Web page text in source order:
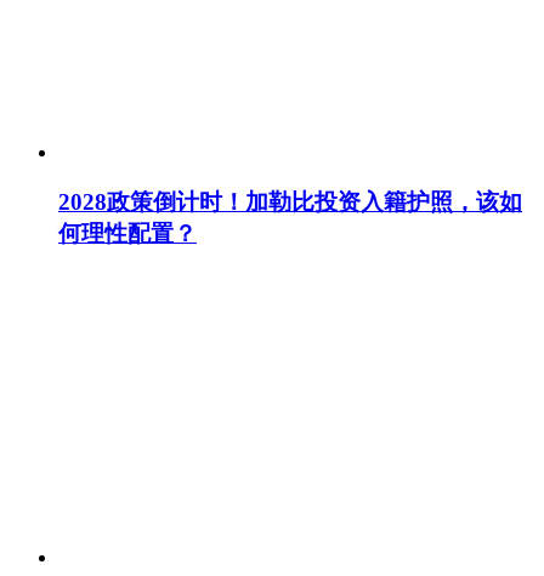
2028政策倒计时！加勒比投资入籍护照，该如
何理性配置？